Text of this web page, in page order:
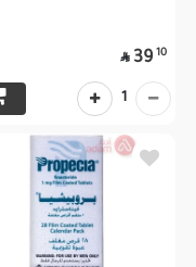
10
39

1